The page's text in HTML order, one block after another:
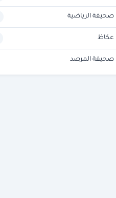
صحيفة الرياضية
عكاظ
صحيفة المرصد